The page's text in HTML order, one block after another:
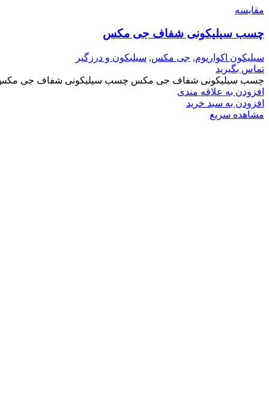
مقایسه
چسب سیلیکونی شفاف جی مکس
سیلیکون اکواریوم, جی مکس, سیلیکون و درزگیر
تماس بگیرید
چسب سیلیکونی شفاف جی مکس چسب سیلیکونی شفاف جی مکس یکی
افزودن به علاقه مندی
افزودن به سبد خرید
مشاهده سریع